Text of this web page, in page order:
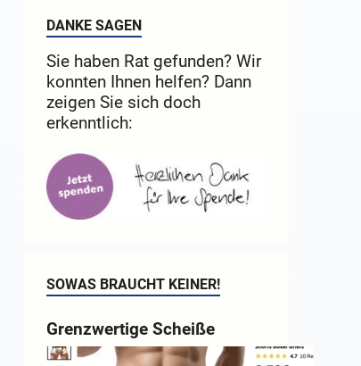
DANKE SAGEN
Sie haben Rat gefunden? Wir
konnten Ihnen helfen? Dann
zeigen Sie sich doch
erkenntlich:
SOWAS BRAUCHT KEINER!
Grenzwertige Scheiße